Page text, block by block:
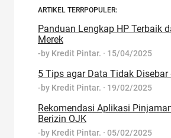
ARTIKEL TERRPOPULER:
Panduan Lengkap HP Terbaik
Merek
-by Kredit Pintar. · 15/04/2025
5 Tips agar Data Tidak Disebar
-by Kredit Pintar. · 19/02/2025
Rekomendasi Aplikasi
Berizin OJK
-by Kredit Pintar. · 05/02/2025